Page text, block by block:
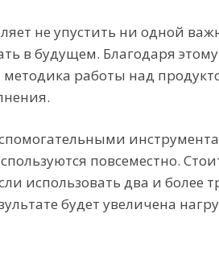
не упустить ни одной
в будущем. Благодаря
работы над
повсеместно.
использовать два и более
будет увеличена